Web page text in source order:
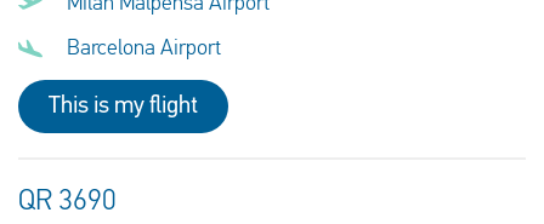
Barcelona Airport
This is my flight
QR 3690